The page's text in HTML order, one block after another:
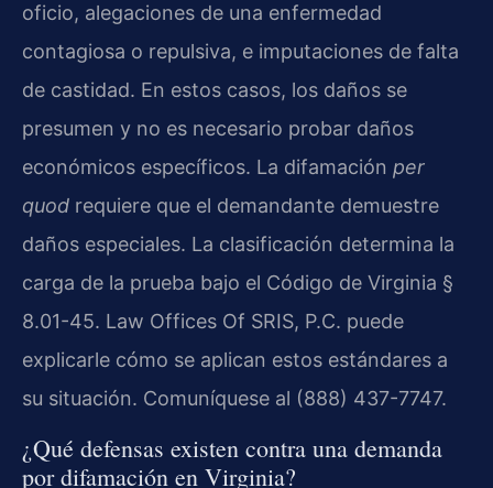
oficio, alegaciones de una enfermedad
contagiosa o repulsiva, e imputaciones de falta
de castidad. En estos casos, los daños se
presumen y no es necesario probar daños
económicos específicos. La difamación per
quod requiere que el demandante demuestre
daños especiales. La clasificación determina la
carga de la prueba bajo el Código de Virginia §
8.01-45. Law Offices Of SRIS, P.C. puede
explicarle cómo se aplican estos estándares a
su situación. Comuníquese al (888) 437-7747.
¿Qué defensas existen contra una demanda
por difamación en Virginia?